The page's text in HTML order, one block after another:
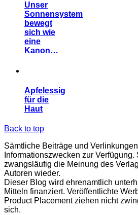
Unser
Sonnensystem
bewegt
sich wie
eine
Kanon…
Apfelessig
für die
Haut
Back to top
Sämtliche Beiträge und
Informationszwecken zur
zwangsläufig die Meinung des
Autoren wieder.
Dieser Blog wird ehrenamtlich
Mitteln finanziert. Veröffentlichte
Product Placement ziehen nicht
sich.